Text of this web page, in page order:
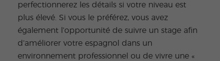
perfectionnerez les détails si votre niveau est
plus élevé. Si vous le préférez, vous avez
également l’opportunité de suivre un stage afin
d’améliorer votre espagnol dans un
environnement professionnel ou de vivre une «